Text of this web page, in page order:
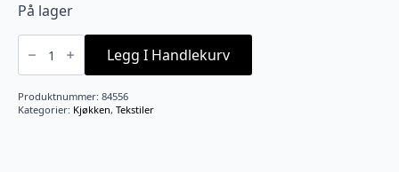
På lager
Klut
Blomst
2pk
antall
Legg I Handlekurv
Produktnummer: 84556
Kategorier: Kjøkken, Tekstiler